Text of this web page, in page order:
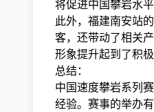
将促进中国攀岩水
此外，福建南安站
客，还带动了相关
形象提升起到了积极
总结：
中国速度攀岩系列
经验。赛事的举办